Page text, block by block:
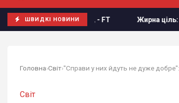
ШВИДКІ НОВИНИ
членів, - FT Жирна ціль: у Криму знищено
Головна›Світ›
Світ